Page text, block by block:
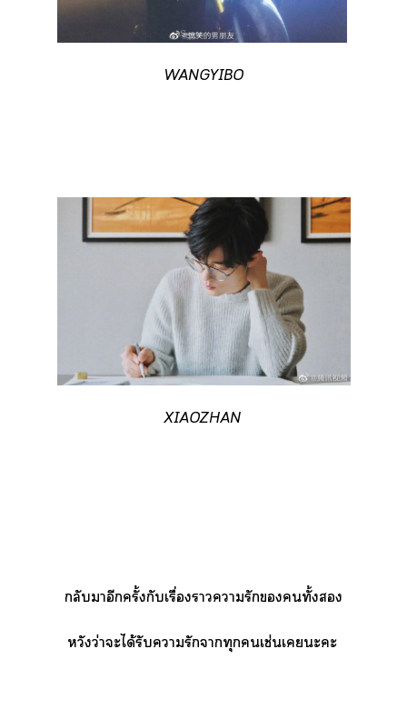
WANGYIBO
XIAOZHAN
กลับาอีกครั้งกับเรื่องาารักทั้ง
หวังว่าะได้รับารักาทุกเช่นเะะ